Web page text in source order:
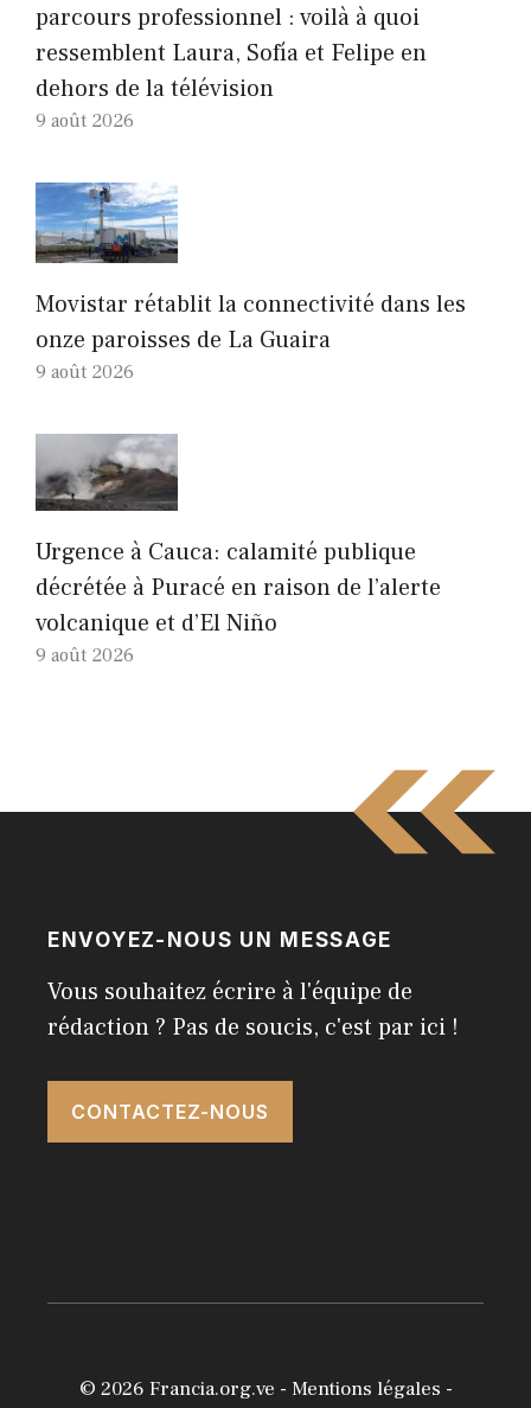
parcours professionnel : voilà à quoi
ressemblent Laura, Sofía et Felipe en
dehors de la télévision
9 août 2026
Movistar rétablit la connectivité dans les
onze paroisses de La Guaira
9 août 2026
Urgence à Cauca: calamité publique
décrétée à Puracé en raison de l’alerte
volcanique et d’El Niño
9 août 2026
ENVOYEZ-NOUS UN MESSAGE
Vous souhaitez écrire à l'équipe de
rédaction ? Pas de soucis, c'est par ici !
CONTACTEZ-NOUS
© 2026 Francia.org.ve - Mentions légales -